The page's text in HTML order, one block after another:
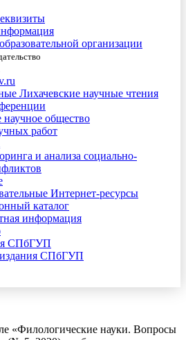
организации
Лихачевские научные чтения
научное общество
работ
и анализа социально-
Интернет-ресурсы
каталог
информация
СПбГУП
СПбГУП
«Филологические науки. Вопросы